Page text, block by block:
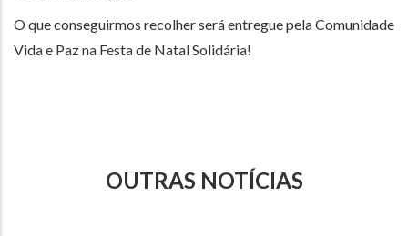
O que conseguirmos recolher será entregue pela Comunidade
Vida e Paz na Festa de Natal Solidária!
OUTRAS NOTÍCIAS